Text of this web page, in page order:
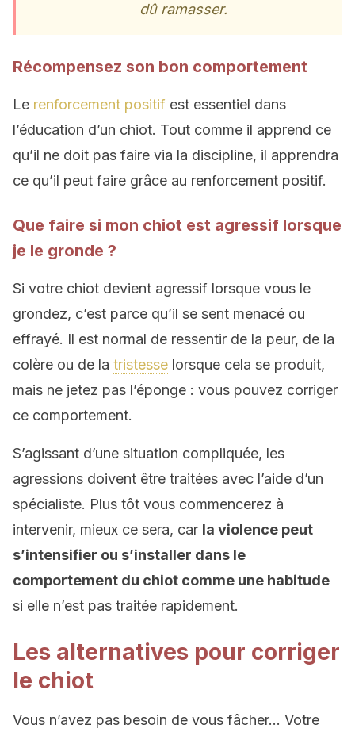
dû ramasser.
Récompensez son bon comportement
Le renforcement positif est essentiel dans
l’éducation d’un chiot. Tout comme il apprend ce
qu’il ne doit pas faire via la discipline, il apprendra
ce qu’il peut faire grâce au renforcement positif.
Que faire si mon chiot est agressif lorsque
je le gronde ?
Si votre chiot devient agressif lorsque vous le
grondez, c’est parce qu’il se sent menacé ou
effrayé. Il est normal de ressentir de la peur, de la
colère ou de la tristesse lorsque cela se produit,
mais ne jetez pas l’éponge : vous pouvez corriger
ce comportement.
S’agissant d’une situation compliquée, les
agressions doivent être traitées avec l’aide d’un
spécialiste. Plus tôt vous commencerez à
intervenir, mieux ce sera, car la violence peut
s’intensifier ou s’installer dans le
comportement du chiot comme une habitude
si elle n’est pas traitée rapidement.
Les alternatives pour corriger
le chiot
Vous n’avez pas besoin de vous fâcher… Votre